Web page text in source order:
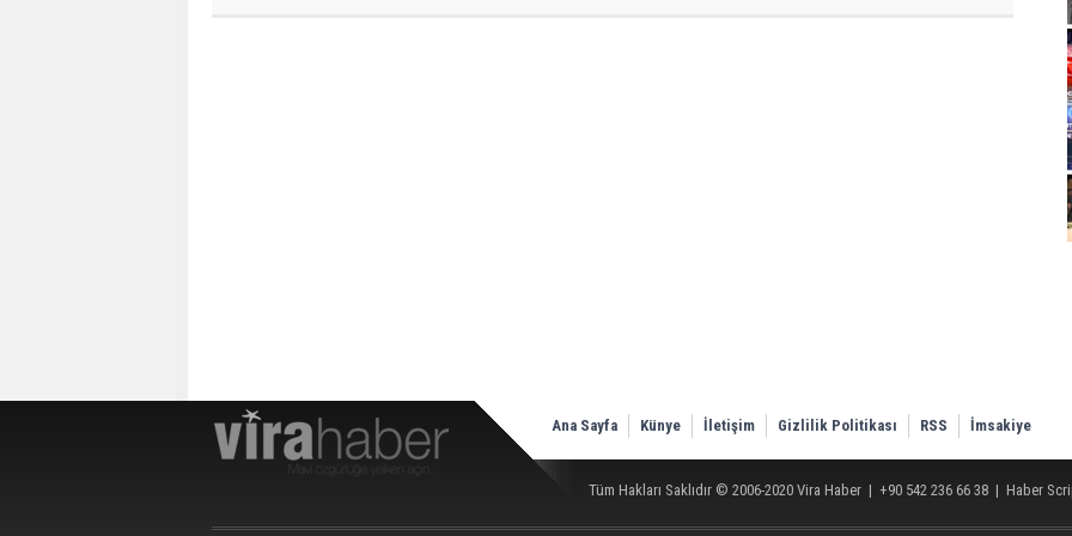
Ana Sayfa Künye İletişim Gizlilik Politikası RSS İmsakiye
Tüm Hakları Saklıdır © 2006-2020 Vira Haber | +90 542 236 66 38 | Haber